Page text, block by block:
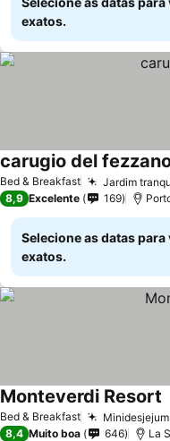
exatos.
Bed & Breakfast Jardim
carugio del
8,9 Excelente 169
Selecione as datas
exatos.
Bed & Breakfast
Monteverdi Resort
8,4 Muito boa 646 La